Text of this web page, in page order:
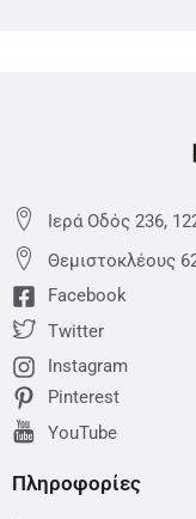
Ιερά Οδός 236,
Θεμιστoκλέους
Facebook
Twitter
Instagram
Pinterest
YouTube
Πληροφορίες